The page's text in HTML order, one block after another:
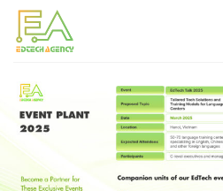
Skip
content